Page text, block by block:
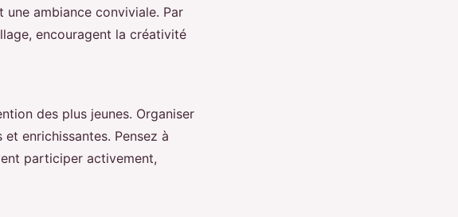
ambiance conviviale. Par
encouragent la créativité
des plus jeunes. Organiser
enrichissantes. Pensez à
participer activement,